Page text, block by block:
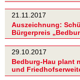
21.11.2017
Auszeichnung:
Bürgerpreis
29.10.2017
Bedburg-Hau plant
und